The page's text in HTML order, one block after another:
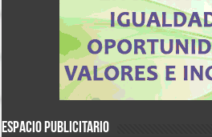
ESPACIO PUBLICITARIO